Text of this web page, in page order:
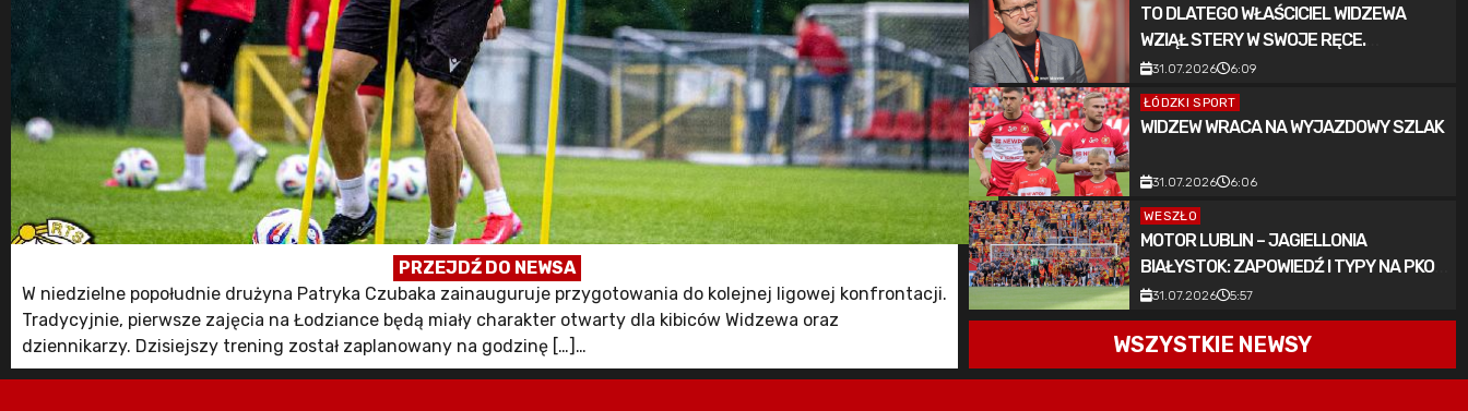
PRZEJDŹ DO NEWSA
W niedzielne popołudnie drużyna Patryka Czubaka zainauguruje przygotowania do kolejnej ligowej konfrontacji.
Tradycyjnie, pierwsze zajęcia na Łodziance będą miały charakter otwarty dla kibiców Widzewa oraz
dziennikarzy. Dzisiejszy trening został zaplanowany na godzinę […]
Post Dziś rusza operacja „Radomiak” pochodz ze strony WidzewToMy - Oficjalny portal kibiców Widzewa Łódź.
TO DLATEGO WŁAŚCICIEL WIDZEWA
WZIĄŁ STERY W SWOJE RĘCE.
PRZEŁOMOWY CZAS
31.07.2026 6:09
ŁÓDZKI SPORT
WIDZEW WRACA NA WYJAZDOWY SZLAK
31.07.2026 6:06
WESZŁO
MOTOR LUBLIN – JAGIELLONIA
BIAŁYSTOK: ZAPOWIEDŹ I TYPY NA PKO
BP EKSTRAKLASĘ (31.07.2026)
31.07.2026 5:57
WSZYSTKIE NEWSY